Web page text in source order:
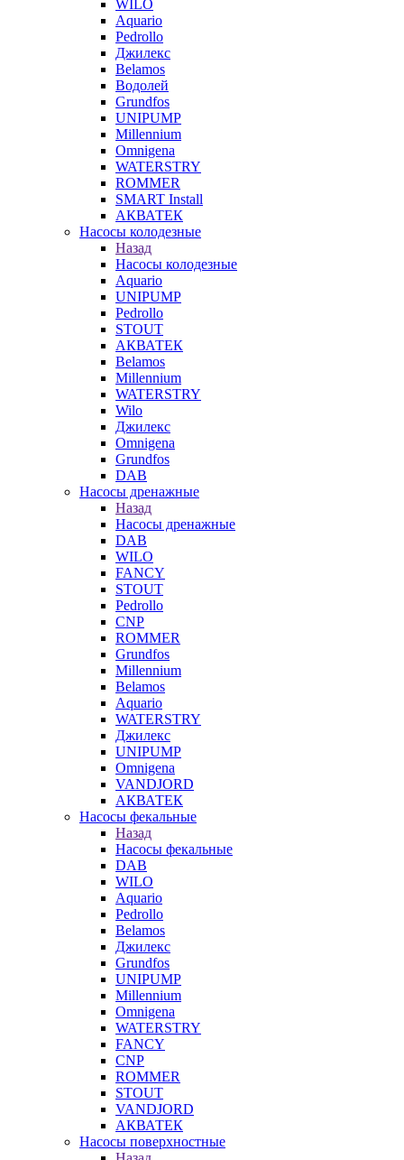
WILO
Aquario
Pedrollo
Джилекс
Belamos
Водолей
Grundfos
UNIPUMP
Millennium
Omnigena
WATERSTRY
ROMMER
SMART Install
АКВАТЕК
Насосы колодезные
Назад
Насосы колодезные
Aquario
UNIPUMP
Pedrollo
STOUT
АКВАТЕК
Belamos
Millennium
WATERSTRY
Wilo
Джилекс
Omnigena
Grundfos
DAB
Насосы дренажные
Назад
Насосы дренажные
DAB
WILO
FANCY
STOUT
Pedrollo
CNP
ROMMER
Grundfos
Millennium
Belamos
Aquario
WATERSTRY
Джилекс
UNIPUMP
Omnigena
VANDJORD
АКВАТЕК
Насосы фекальные
Назад
Насосы фекальные
DAB
WILO
Aquario
Pedrollo
Belamos
Джилекс
Grundfos
UNIPUMP
Millennium
Omnigena
WATERSTRY
FANCY
CNP
ROMMER
STOUT
VANDJORD
АКВАТЕК
Насосы поверхностные